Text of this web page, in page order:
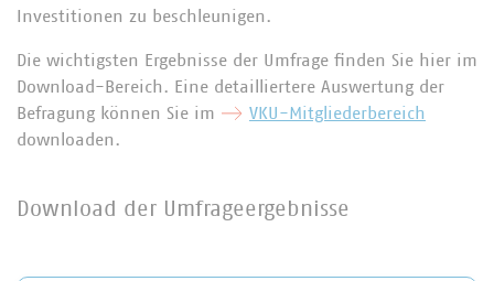
Investitionen zu beschleunigen.
Die wichtigsten Ergebnisse der Umfrage finden Sie hier im
Download-Bereich. Eine detailliertere Auswertung der
Befragung können Sie im
VKU-Mitgliederbereich
downloaden.
Download der Umfrageergebnisse